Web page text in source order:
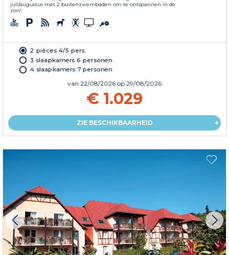
juli/augustus met 2 buitenzwembaden om te ontspannen in de
zon!
2 pièces 4/5 pers.
3 slaapkamers 6 personen
4 slaapkamers 7 personen
van 22/08/2026 op 29/08/2026
€ 1.029
ZIE BESCHIKBAARHEID